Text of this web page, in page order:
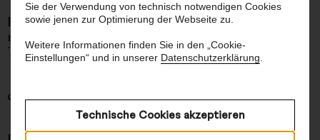
Sie der Verwendung von technisch notwendigen Cookies
sowie jenen zur Optimierung der Webseite zu.
Weitere Informationen finden Sie in den „Cookie-
Einstellungen“ und in unserer Datenschutzerklärung
Technische Cookies akzeptieren
Ballett von Goyo Montero
mit der Musik zu
Tschaikowski
ca. 2 Stunden, eine Pause